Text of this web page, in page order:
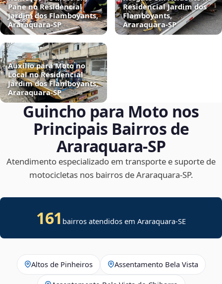
Pane no Residencial
Jardim dos Flamboyants,
Araraquara‑SP
Residencial Jardim dos
Flamboyants,
Araraquara‑SP
Auxílio para Moto no
Local no Residencial
Jardim dos Flamboyants,
Araraquara‑SP
Guincho para Moto nos
Principais Bairros de
Araraquara‑SP
Atendimento especializado em transporte e suporte de
motocicletas nos bairros de Araraquara‑SP.
161 bairros atendidos em Araraquara-SE
Altos de Pinheiros Assentamento Bela Vista